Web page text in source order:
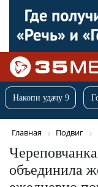
Накопи удачу 9
Главная Подвиг
объединила